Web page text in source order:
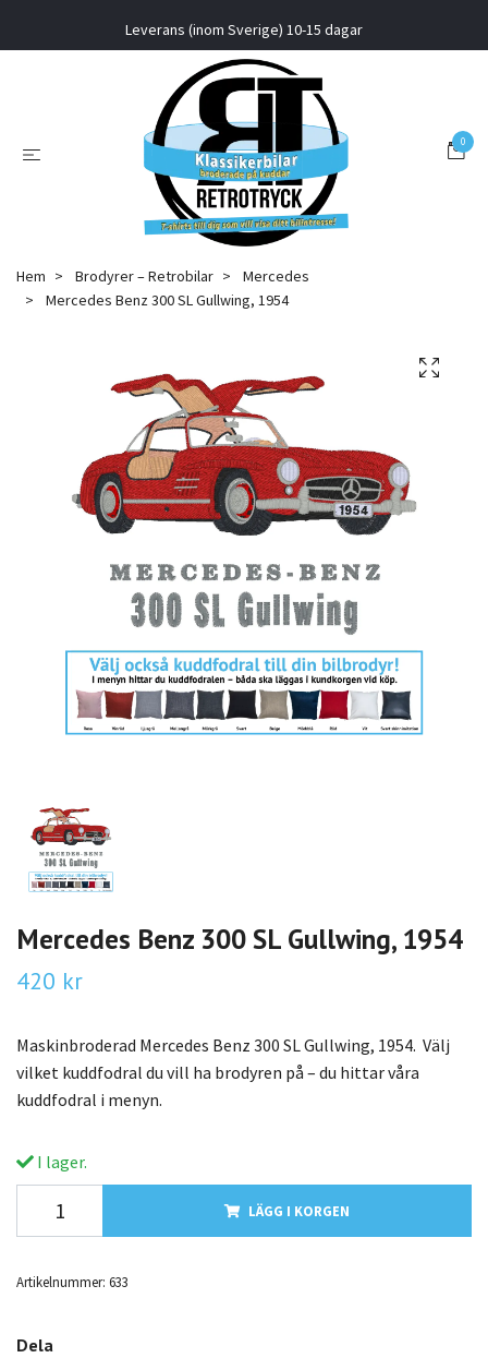
Leverans (inom Sverige) 10-15 dagar
0
Hem Brodyrer – Retrobilar
Mercedes
Mercedes Benz 300 SL Gullwing, 1954
Mercedes Benz 300 SL Gullwing, 1954
420 kr
Maskinbroderad Mercedes Benz 300 SL Gullwing, 1954. Välj
vilket kuddfodral du vill ha brodyren på – du hittar våra
kuddfodral i menyn.
I lager.
LÄGG I KORGEN
Artikelnummer: 633
Dela